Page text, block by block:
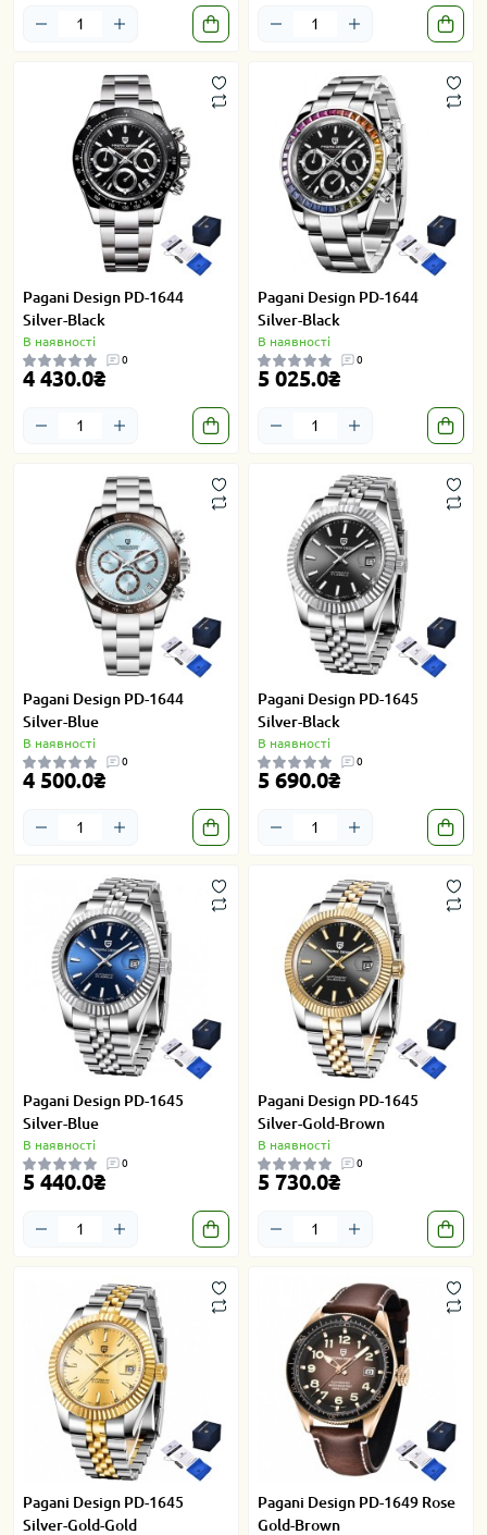
Pagani Design PD-1644
Silver-Black
В наявності
0
4 430.0₴
Pagani Design PD-1644
Silver-Black
В наявності
0
5 025.0₴
Pagani Design PD-1644
Silver-Blue
В наявності
0
4 500.0₴
Pagani Design PD-1645
Silver-Black
В наявності
0
5 690.0₴
Pagani Design PD-1645
Silver-Blue
В наявності
0
5 440.0₴
Pagani Design PD-1645
Silver-Gold-Brown
В наявності
0
5 730.0₴
Pagani Design PD-1645
Silver-Gold-Gold
Pagani Design PD-1649 Rose
Gold-Brown